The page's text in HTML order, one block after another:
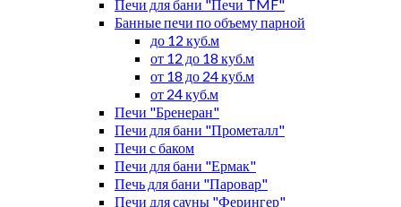
Печи для бани "Печи TMF"
Банные печи по объему парной
до 12 куб.м
от 12 до 18 куб.м
от 18 до 24 куб.м
от 24 куб.м
Печи "Бренеран"
Печи для бани "Прометалл"
Печи с баком
Печи для бани "Ермак"
Печь для бани "Паровар"
Печи для сауны "Ферингер"